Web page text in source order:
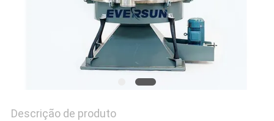
PRIVACIDADE
Descrição de produto